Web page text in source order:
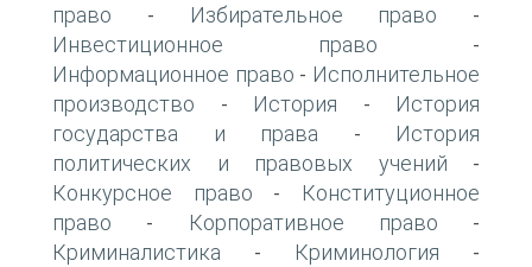
право - Избирательное право -
Инвестиционное право -
Информационное право - Исполнительное
производство - История -
История
государства и права -
История
политических и правовых учений -
Конкурсное право -
Конституционное
право - Корпоративное право -
Криминалистика - Криминология -